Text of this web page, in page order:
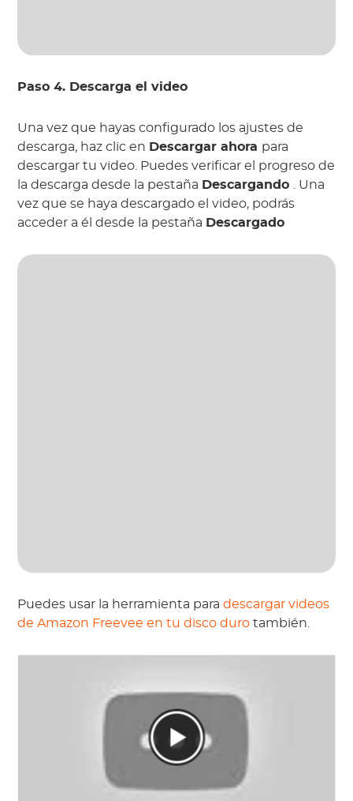
Paso 4. Descarga el video
Una vez que hayas configurado los ajustes de
descarga, haz clic en Descargar ahora para
descargar tu video. Puedes verificar el progreso de
la descarga desde la pestaña Descargando
. Una
vez que se haya descargado el video, podrás
acceder a él desde la pestaña Descargado
Puedes usar la herramienta paradescargar videos
de Amazon Freevee en tu disco duro también.